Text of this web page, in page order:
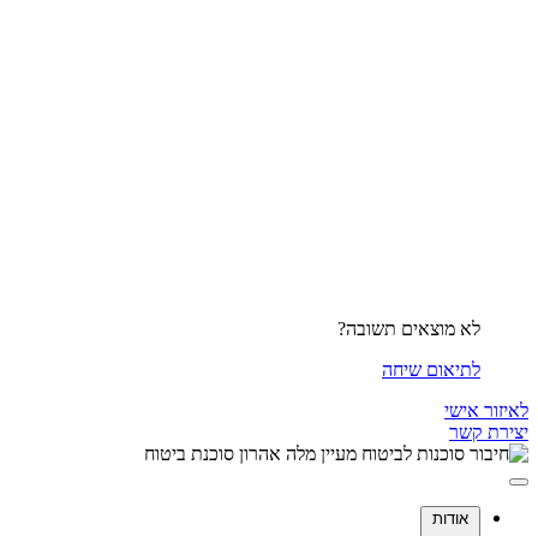
לא מוצאים תשובה?
לתיאום שיחה
לאיזור אישי
יצירת קשר
אודות